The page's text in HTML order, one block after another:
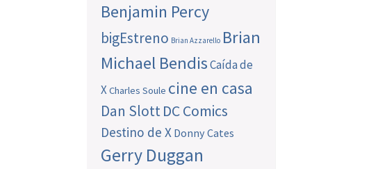
Benjamin Percy
bigEstreno Brian Azzarello Brian
Michael BendisCaída de
XCharles Soule cine en casa
Dan SlottDC Comics
Destino de X Donny Cates
Gerry Duggan